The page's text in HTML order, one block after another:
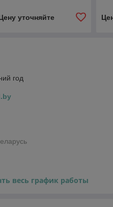
уточняйте
год
весь график работы